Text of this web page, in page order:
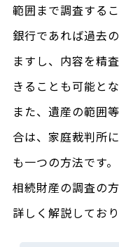
範囲まで調査するこ
銀行であれば過去
ますし、内容を精
きることも可能とな
また、遺産の範囲
合は、家庭裁判所
も一つの方法です。
相続財産の調査の
詳しく解説してお